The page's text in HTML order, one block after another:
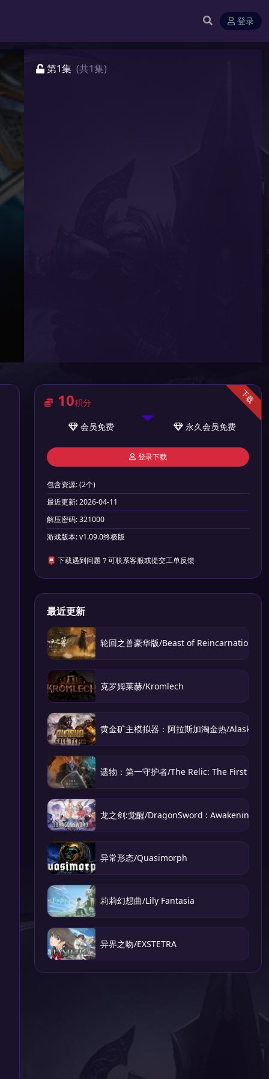
登录
第1集 (共1集)
下载
10积分
会员免费 永久会员免费
登录下载
包含资源:(2个)
最近更新:2026-04-11
解压密码:321000
游戏版本:v1.09.0终极版
📮 下载遇到问题？可联系客服或提交工单反馈
最近更新
轮回之兽豪华版/Beast of Reincarnation –
克罗姆莱赫/Kromlech
黄金矿主模拟器：阿拉斯加淘金热/Alaska
遗物：第一守护者/The Relic: The First
龙之剑:觉醒/DragonSword : Awakening
异常形态/Quasimorph
莉莉幻想曲/Lily Fantasia
异界之吻/EXSTETRA